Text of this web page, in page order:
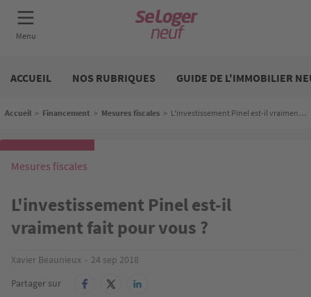
contenu
ACCUEIL
NOS RUBRIQUES GUIDE DE L'IMMOBILIER
Fil d'Ariane
Accueil > Financement > Mesures fiscales > L'investissement Pinel est-il vraiment fait pour vous ?
Mesures fiscales
L'investissement Pinel est-il
vraiment fait pour vous ?
Xavier Beaunieux
24 sep 2018
Partager sur